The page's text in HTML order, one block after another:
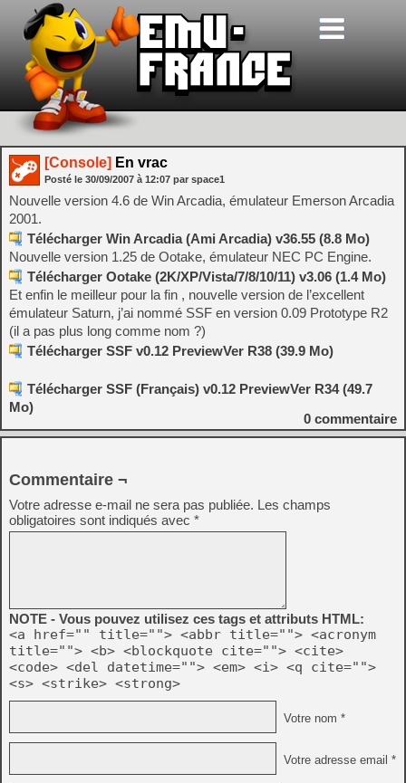
[Console] En vrac
Posté le 30/09/2007 à 12:07 par space1
Nouvelle version 4.6 de Win Arcadia, émulateur Emerson Arcadia
2001.
Télécharger Win Arcadia (Ami Arcadia) v36.55 (8.8 Mo)
Nouvelle version 1.25 de Ootake, émulateur NEC PC Engine.
Télécharger Ootake (2K/XP/Vista/7/8/10/11) v3.06 (1.4 Mo)
Et enfin le meilleur pour la fin , nouvelle version de l’excellent
émulateur Saturn, j’ai nommé SSF en version 0.09 Prototype R2
(il a pas plus long comme nom ?)
Télécharger SSF v0.12 PreviewVer R38 (39.9 Mo)
Télécharger SSF (Français) v0.12 PreviewVer R34 (49.7
Mo)
0 commentaire
Commentaire ¬
Votre adresse e-mail ne sera pas publiée. Les champs
obligatoires sont indiqués avec *
NOTE - Vous pouvez utilisez ces tags et attributs HTML:
<a href="" title=""> <abbr title=""> <acronym
title=""> <b> <blockquote cite=""> <cite>
<code> <del datetime=""> <em> <i> <q cite="">
<s> <strike> <strong>
Votre nom *
Votre adresse email *